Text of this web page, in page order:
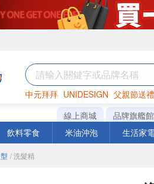
中元拜拜 UNIDESIGN 父親節送禮
巧克力 罐頭 衛生紙
線上商城 品牌旗艦館
飲料零食 米油沖泡 生活家
/ 洗髮精